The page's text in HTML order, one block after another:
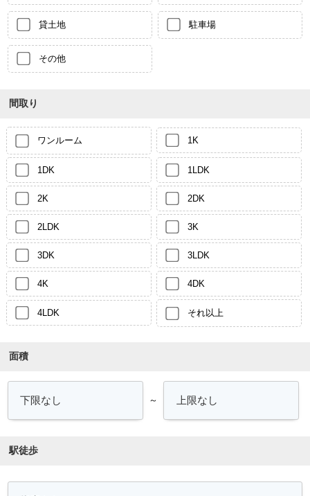
貸土地 駐車場
その他
間取り
ワンルーム 1K
1DK 1LDK
2K 2DK
2LDK 3K
3DK 3LDK
4K 4DK
4LDK それ以上
面積
～
駅徒歩